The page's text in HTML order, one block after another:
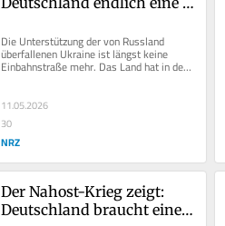
Die Unterstützung der von Russland
überfallenen Ukraine ist längst keine
Einbahnstraße mehr. Das Land hat in den
11.05.2026
30
NRZ
Der Nahost-Krieg zeigt:
Deutschland braucht eine